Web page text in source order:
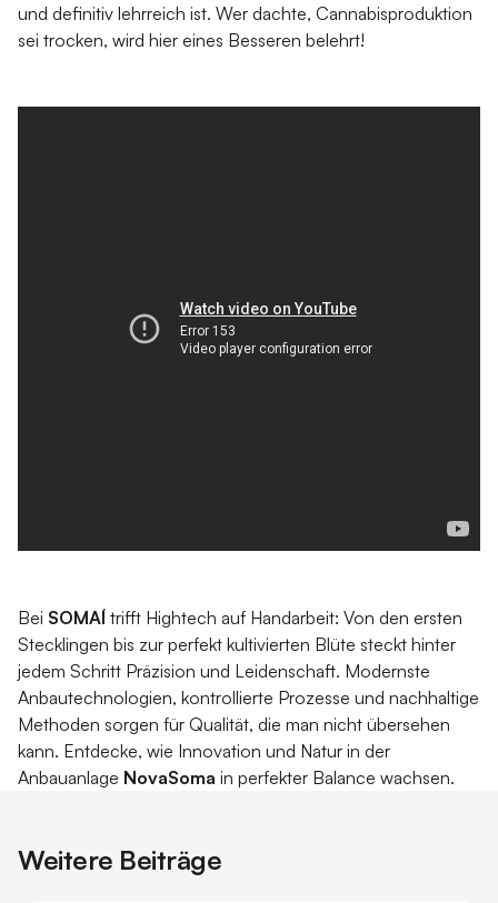
und definitiv lehrreich ist. Wer dachte, Cannabisproduktion
sei trocken, wird hier eines Besseren belehrt!
Bei SOMAÍ trifft Hightech auf Handarbeit: Von den ersten
Stecklingen bis zur perfekt kultivierten Blüte steckt hinter
jedem Schritt Präzision und Leidenschaft. Modernste
Anbautechnologien, kontrollierte Prozesse und nachhaltige
Methoden sorgen für Qualität, die man nicht übersehen
kann. Entdecke, wie Innovation und Natur in der
Anbauanlage NovaSoma in perfekter Balance wachsen.
Weitere Beiträge